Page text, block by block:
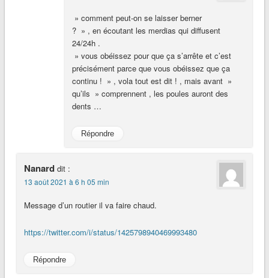
» comment peut-on se laisser berner
? » , en écoutant les merdias qui diffusent
24/24h .
» vous obéissez pour que ça s’arrête et c’est
précisément parce que vous obéissez que ça
continu ! » , vola tout est dit ! , mais avant »
qu’ils » comprennent , les poules auront des
dents …
Répondre
Nanard dit :
13 août 2021 à 6 h 05 min
Message d’un routier il va faire chaud.
https://twitter.com/i/status/1425798940469993480
Répondre